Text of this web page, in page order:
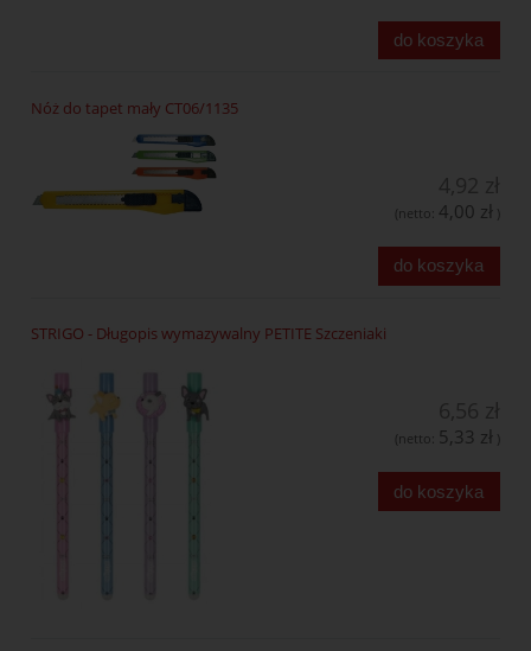
do koszyka
Nóż do tapet mały CT06/1135
(netto: 4,00 zł )
do koszyka
STRIGO - Długopis wymazywalny PETITE Szczeniaki
(netto: 5,33 zł )
do koszyka